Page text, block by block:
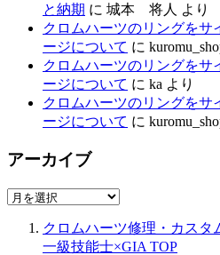
と納期 に 城本 将人 より
クロムハーツのリングを
ージについて に
クロムハーツのリングを
ージについて に ka より
クロムハーツのリングを
ージについて に
アーカイブ
ア
クロムハーツ修理・カスタ
一級技能士×GIA TOP